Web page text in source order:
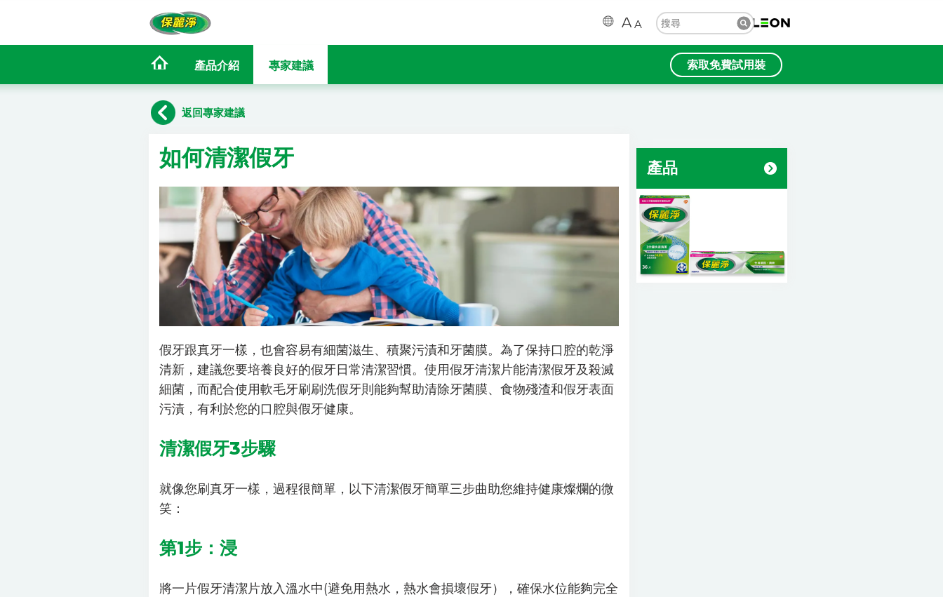
A A
產品介紹 專家建議 索取免費試用裝
返回專家建議
如何清潔假牙
假牙跟真牙一樣，也會容易有細菌滋生、積聚污漬和牙菌膜。為了保持口腔的乾淨
清新，建議您要培養良好的假牙日常清潔習慣。使用假牙清潔片能清潔假牙及殺滅
細菌，而配合使用軟毛牙刷刷洗假牙則能夠幫助清除牙菌膜、食物殘渣和假牙表面
污漬，有利於您的口腔與假牙健康。
清潔假牙3步驟
就像您刷真牙一樣，過程很簡單，以下清潔假牙簡單三步曲助您維持健康燦爛的微
笑：
第1步：浸
將一片假牙清潔片放入溫水中(避免用熱水，熱水會損壞假牙），確保水位能夠完全
產品